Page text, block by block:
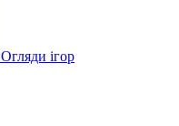
Огляди ігор